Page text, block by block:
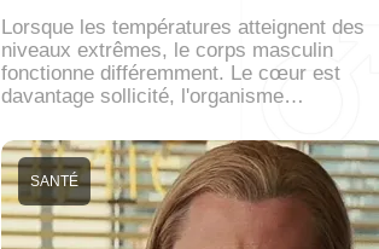
Lorsque les températures atteignent des
niveaux extrêmes, le corps masculin
fonctionne différemment. Le cœur est
davantage sollicité, l'organisme…
SANTÉ